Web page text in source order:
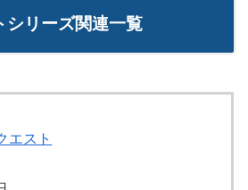
シリーズ関連一覧
エスト